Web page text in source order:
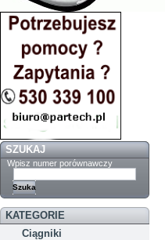
SZUKAJ
Wpisz numer porównawczy
KATEGORIE
Ciągniki